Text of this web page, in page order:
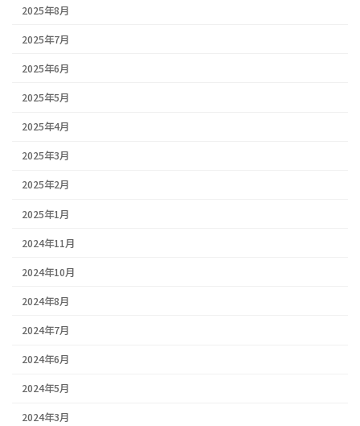
2025年8月
2025年7月
2025年6月
2025年5月
2025年4月
2025年3月
2025年2月
2025年1月
2024年11月
2024年10月
2024年8月
2024年7月
2024年6月
2024年5月
2024年3月